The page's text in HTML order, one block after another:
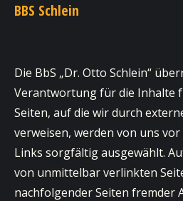
BBS Schlein
Die BbS „Dr. Otto Schlein“
Verantwortung für die Inhalte
Seiten, auf die wir durch
verweisen, werden von uns vor
Links sorgfältig ausgewählt.
von unmittelbar verlinkten
nachfolgender Seiten fremder